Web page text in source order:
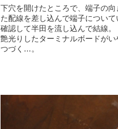
下穴を開けたところで、端子の
た配線を差し込んで端子につい
確認して半田を流し込んで結線。
艶光りしたターミナルボードがい
つづく…。